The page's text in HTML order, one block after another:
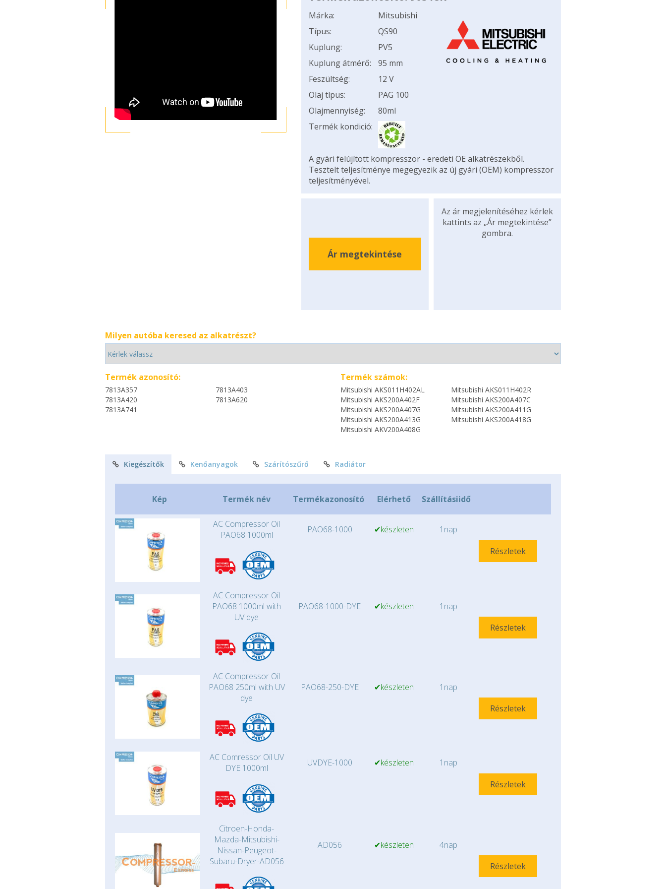
Márka:
Mitsubishi
Típus:
QS90
Kuplung:
PV5
Kuplung átmérő:
95 mm
Feszültség:
12 V
Olaj típus:
PAG 100
Olajmennyiség:
80ml
Termék kondició:
A gyári felújított kompresszor - eredeti OE alkatrészekből.
Tesztelt teljesítménye megegyezik az új gyári (OEM) kompresszor
teljesítményével.
Ár megtekintése
Az ár megjelenítéséhez kérlek
kattints az „Ár megtekintése”
gombra.
Milyen autóba keresed az alkatrészt?
Termék azonosító:
7813A357
7813A403
7813A420
7813A620
7813A741
Termék számok:
Mitsubishi AKS011H402AL
Mitsubishi AKS011H402R
Mitsubishi AKS200A402F
Mitsubishi AKS200A407C
Mitsubishi AKS200A407G
Mitsubishi AKS200A411G
Mitsubishi AKS200A413G
Mitsubishi AKS200A418G
Mitsubishi AKV200A408G
Kiegészítők Kenőanyagok Szárítószűrő Radiátor
Kép Termék név Termékazonosító Elérhető Szállításiidő
AC Compressor Oil
PAO68 1000ml
PAO68-1000 ✔készleten
1nap
Részletek
AC Compressor Oil
PAO68 1000ml with
UV dye
PAO68-1000-DYE ✔készleten
1nap
Részletek
AC Compressor Oil
PAO68 250ml with UV
dye
PAO68-250-DYE ✔készleten
1nap
Részletek
AC Comressor Oil UV
DYE 1000ml
UVDYE-1000 ✔készleten
1nap
Részletek
Citroen-Honda-
Mazda-Mitsubishi-
Nissan-Peugeot-
Subaru-Dryer-AD056
AD056 ✔készleten
4nap
Részletek